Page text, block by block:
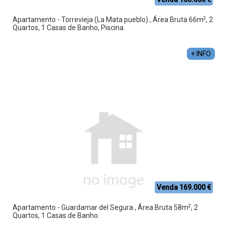
Apartamento - Torrevieja (La Mata pueblo) , Área Bruta 66m2, 2
Quartos, 1 Casas de Banho, Piscina.
+ INFO
Venda 169.000 €
Apartamento - Guardamar del Segura , Área Bruta 58m2, 2
Quartos, 1 Casas de Banho.